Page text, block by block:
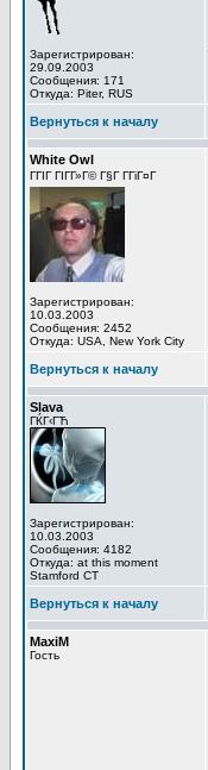
Зарегистрирован:
29.09.2003
Сообщения: 171
Откуда: Piter, RUS
Вернуться к началу
White Owl
ГГІГ ГІГ­Г»Г© Г§Г Г­ГіГ¤Г
Зарегистрирован:
10.03.2003
Сообщения: 2452
Откуда: USA, New York City
Вернуться к началу
Slava
ГЌГ‹ГЋ
Зарегистрирован:
10.03.2003
Сообщения: 4182
Откуда: at this moment
Stamford CT
Вернуться к началу
MaxiM
Гость